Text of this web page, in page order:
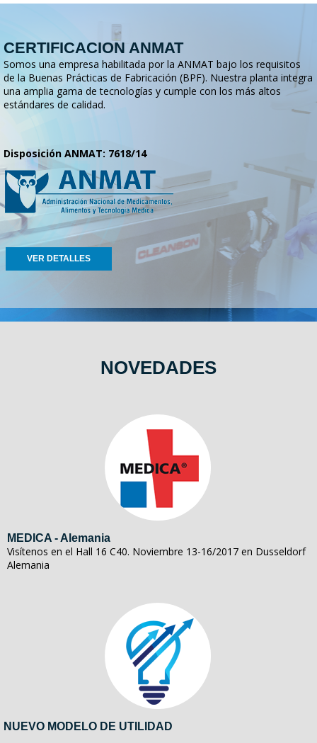
CERTIFICACION ANMAT
Somos una empresa habilitada por la ANMAT bajo los requisitos
de la Buenas Prácticas de Fabricación (BPF). Nuestra planta integra
una amplia gama de tecnologías y cumple con los más altos
estándares de calidad.
Disposición ANMAT: 7618/14
VER DETALLES
NOVEDADES
MEDICA - Alemania
Visítenos en el Hall 16 C40. Noviembre 13-16/2017 en Dusseldorf
Alemania
NUEVO MODELO DE UTILIDAD